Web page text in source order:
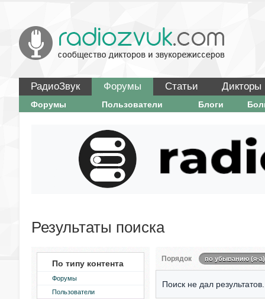
РадиоЗвук Форумы Статьи Дикторы
Форумы Пользователи Блоги
Результаты поиска
По типу контента
Форумы
Пользователи
Порядок по убыванию (я-а)
Поиск не дал результатов.